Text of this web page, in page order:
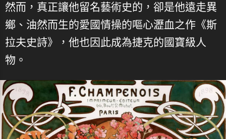
然而，真正讓他留名藝術史的，卻是他遠走異
鄉、油然而生的愛國情操的嘔心瀝血之作《斯
拉夫史詩》，他也因此成為捷克的國寶級人
物。